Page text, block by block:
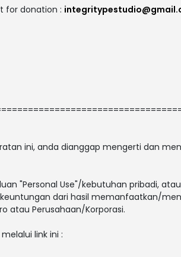
for donation :
ini, anda dianggap mengerti dan
"Personal Use"/kebutuhan pribadi,
dari hasil memanfaatkan/
atau Perusahaan/Korporasi.
link ini :